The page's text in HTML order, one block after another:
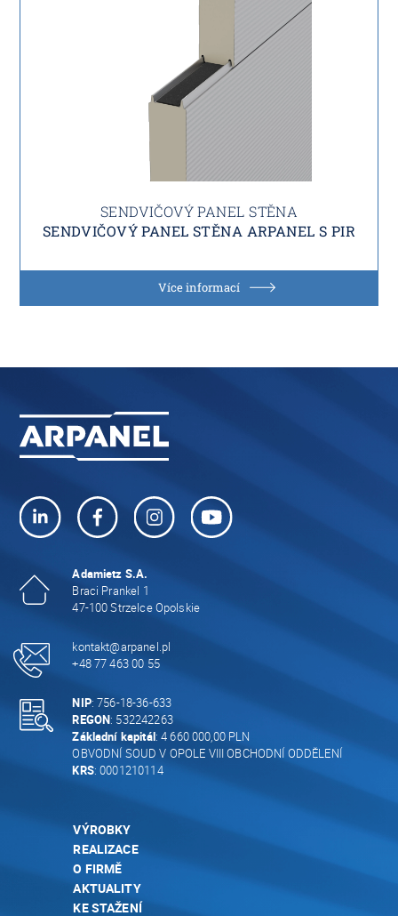
SENDVIČOVÝ PANEL STĚNA
SENDVIČOVÝ PANEL STĚNA ARPANEL S PIR
Více informací
Adamietz S.A.
Braci Prankel 1
47-100 Strzelce Opolskie
kontakt@arpanel.pl
+48 77 463 00 55
NIP: 756-18-36-633
REGON: 532242263
Základní kapitál: 4 660 000,00 PLN
OBVODNÍ SOUD V OPOLE VIII OBCHODNÍ ODDĚLENÍ
KRS: 0001210114
VÝROBKY
REALIZACE
O FIRMĚ
AKTUALITY
KE STAŽENÍ